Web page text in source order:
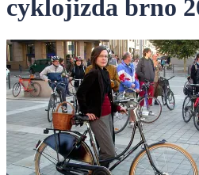
cyklojizda brno